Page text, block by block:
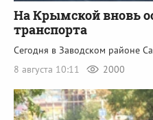
На Крымской вновь
транспорта
Сегодня в Заводском районе
8 августа 10:11
2000